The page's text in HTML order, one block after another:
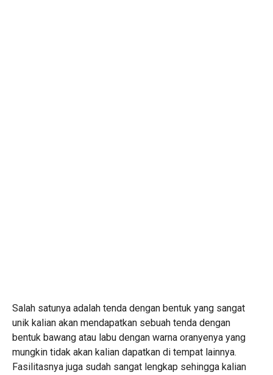
Salah satunya adalah tenda dengan bentuk yang sangat
unik kalian akan mendapatkan sebuah tenda dengan
bentuk bawang atau labu dengan warna oranyenya yang
mungkin tidak akan kalian dapatkan di tempat lainnya.
Fasilitasnya juga sudah sangat lengkap sehingga kalian